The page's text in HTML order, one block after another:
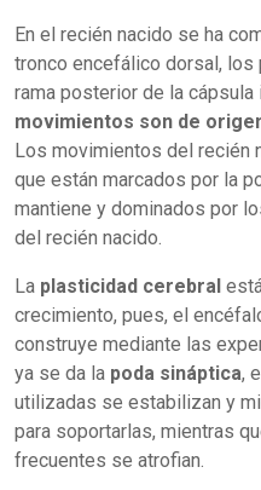
En el recién nacido se ha
tronco encefálico dorsal,
rama posterior de la cápsula
movimientos son de
Los movimientos del recién
que están marcados por la
mantiene y dominados por
del recién nacido.
La plasticidad cerebral
crecimiento, pues, el
construye mediante las
ya se da la poda sináptica,
utilizadas se estabilizan y
para soportarlas, mientras
frecuentes se atrofian.